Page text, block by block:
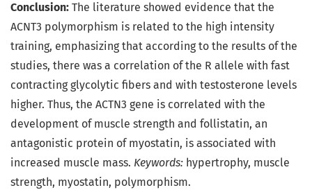
Conclusion: The literature showed evidence that the
ACNT3 polymorphism is related to the high intensity
training, emphasizing that according to the results of the
studies, there was a correlation of the R allele with fast
contracting glycolytic fibers and with testosterone levels
higher. Thus, the ACTN3 gene is correlated with the
development of muscle strength and follistatin, an
antagonistic protein of myostatin, is associated with
increased muscle mass. Keywords: hypertrophy, muscle
strength, myostatin, polymorphism.